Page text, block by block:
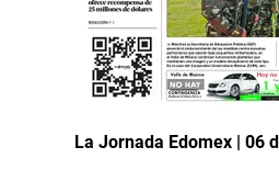
La Jornada Edomex | 06